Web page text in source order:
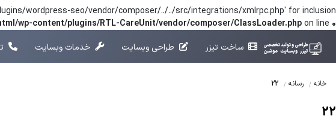
wordpress-seo/vendor/composer/../../src/integrations/xmlrpc.php' for inclusion
wp-content/plugins/RTL-CareUnit/vendor/composer/ClassLoader.phpon line 0
ساخت تیزر
طراحی وبسایت خدمات وبسایت
خانه رسانه
22